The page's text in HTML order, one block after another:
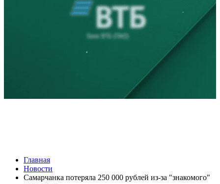
Серия магнитных бурь ожидается в Самарской области во
второй половине августа
08.08.2026 | 21:52
Главная
Новости
Самарчанка потеряла 250 000 рублей из-за "знакомого"